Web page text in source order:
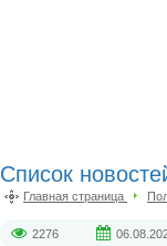
Список
Главная страница
2276